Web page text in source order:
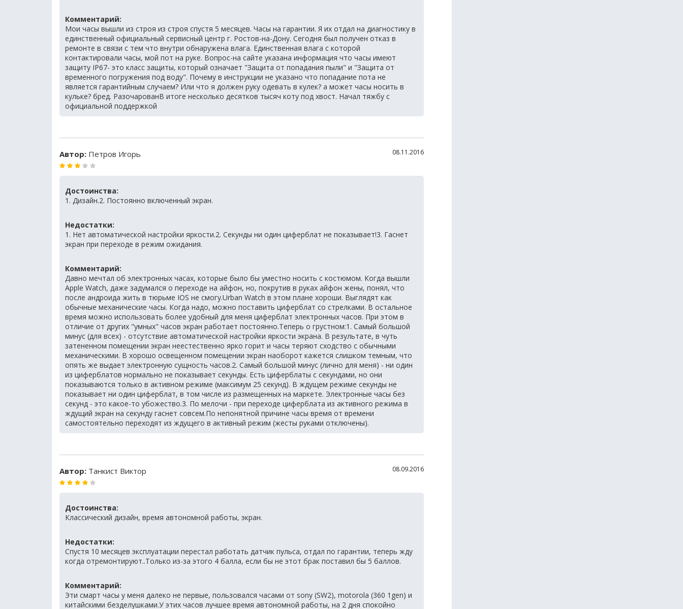
Комментарий:
Мои часы вышли из строя из строя спустя 5 месяцев. Часы на гарантии. Я их отдал на диагностику в
единственный официальный сервисный центр г. Ростов-на-Дону. Сегодня был получен отказ в
ремонте в связи с тем что внутри обнаружена влага. Единственная влага с которой
контактировали часы, мой пот на руке. Вопрос-на сайте указана информация что часы имеют
защиту IP67- это класс защиты, который означает "Защита от попадания пыли" и "Защита от
временного погружения под воду". Почему в инструкции не указано что попадание пота не
является гарантийным случаем? Или что я должен руку одевать в кулек? а может часы носить в
кульке? бред. РазочарованВ итоге несколько десятков тысяч коту под хвост. Начал тяжбу с
официальной поддержкой
Автор: Петров Игорь 08.11.2016
Достоинства:
1. Дизайн.2. Постоянно включенный экран.
Недостатки:
1. Нет автоматической настройки яркости.2. Секунды ни один циферблат не показывает!3. Гаснет
экран при переходе в режим ожидания.
Комментарий:
Давно мечтал об электронных часах, которые было бы уместно носить с костюмом. Когда вышли
Apple Watch, даже задумался о переходе на айфон, но, покрутив в руках айфон жены, понял, что
после андроида жить в тюрьме IOS не смогу.Urban Watch в этом плане хороши. Выглядят как
обычные механические часы. Когда надо, можно поставить циферблат со стрелками. В остальное
время можно использовать более удобный для меня циферблат электронных часов. При этом в
отличие от других "умных" часов экран работает постоянно.Теперь о грустном:1. Самый большой
минус (для всех) - отсутствие автоматической настройки яркости экрана. В результате, в чуть
затененном помещении экран неестественно ярко горит и часы теряют сходство с обычными
механическими. В хорошо освещенном помещении экран наоборот кажется слишком темным, что
опять же выдает электронную сущность часов.2. Самый большой минус (лично для меня) - ни один
из циферблатов нормально не показывает секунды. Есть циферблаты с секундами, но они
показываются только в активном режиме (максимум 25 секунд). В ждущем режиме секунды не
показывает ни один циферблат, в том числе из размещенных на маркете. Электронные часы без
секунд - это какое-то убожество.3. По мелочи - при переходе циферблата из активного режима в
ждущий экран на секунду гаснет совсем.По непонятной причине часы время от времени
самостоятельно переходят из ждущего в активный режим (жесты руками отключены).
Автор: Танкист Виктор 08.09.2016
Достоинства:
Классический дизайн, время автономной работы, экран.
Недостатки:
Спустя 10 месяцев эксплуатации перестал работать датчик пульса, отдал по гарантии, теперь жду
когда отремонтируют..Только из-за этого 4 балла, если бы не этот брак поставил бы 5 баллов.
Комментарий:
Эти смарт часы у меня далеко не первые, пользовался часами от sony (SW2), motorola (360 1gen) и
китайскими безделушками.У этих часов лучшее время автономной работы, на 2 дня спокойно